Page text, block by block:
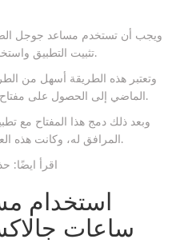
ويجب أن تستخدم مساعد جوجل
تثبيت التطبيق واستخدامه كمساعد رئيسي في الهاتف.
وتعتبر هذه الطريقة أسهل من
الماضي إلى الحصول على مفتاح خاص بحساب جوجل الخاص بك.
وبعد ذلك دمج هذا المفتاح مع
المرافق له، وكانت هذه العملية تتطلب الكثير من الخطوات.
اقرأ ايضًا:
استخدام
ساعات جالاكسي 4 وما